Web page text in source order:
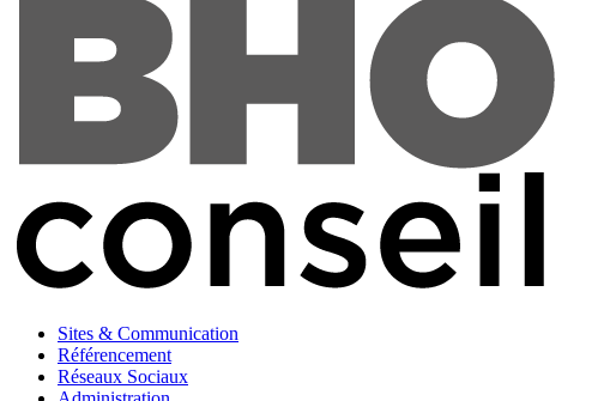
Sites & Communication
Référencement
Réseaux Sociaux